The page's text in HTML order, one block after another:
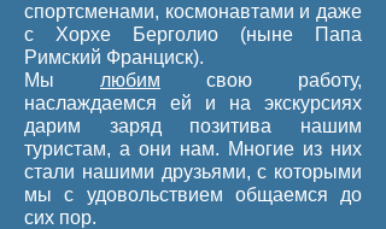
спортсменами, космонавтами и даже
с Хорхе Берголио (ныне Папа
Римский Франциск).
Мы любим свою работу,
наслаждаемся ей и на экскурсиях
дарим заряд позитива нашим
туристам, а они нам. Многие из них
стали нашими друзьями, с которыми
мы с удовольствием общаемся до
сих пор.